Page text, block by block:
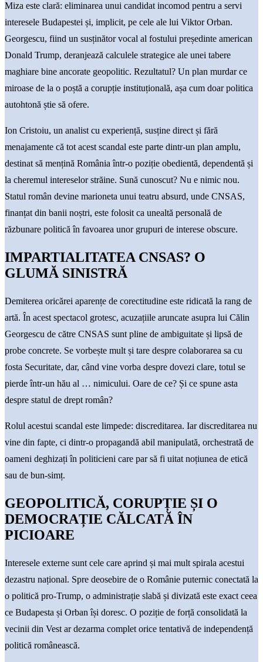
Miza este clară: eliminarea unui candidat incomod pentru a servi
interesele Budapestei și, implicit, pe cele ale lui Viktor Orban.
Georgescu, fiind un susținător vocal al fostului președinte american
Donald Trump, deranjează calculele strategice ale unei tabere
maghiare bine ancorate geopolitic. Rezultatul? Un plan murdar ce
miroase de la o poștă a corupție instituțională, așa cum doar politica
autohtonă știe să ofere.
Ion Cristoiu, un analist cu experiență, susține direct și fără
menajamente că tot acest scandal este parte dintr-un plan amplu,
destinat să mențină România într-o poziție obedientă, dependentă și
la cheremul intereselor străine. Sună cunoscut? Nu e nimic nou.
Statul român devine marioneta unui teatru absurd, unde CNSAS,
finanțat din banii noștri, este folosit ca unealtă personală de
răzbunare politică în favoarea unor grupuri de interese obscure.
IMPARTIALITATEA CNSAS? O
GLUMĂ SINISTRĂ
Demiterea oricărei aparențe de corectitudine este ridicată la rang de
artă. În acest spectacol grotesc, acuzațiile aruncate asupra lui Călin
Georgescu de către CNSAS sunt pline de ambiguitate și lipsă de
probe concrete. Se vorbește mult și tare despre colaborarea sa cu
fosta Securitate, dar, când vine vorba despre dovezi clare, totul se
pierde într-un hău al … nimicului. Oare de ce? Și ce spune asta
despre statul de drept român?
Rolul acestui scandal este limpede: discreditarea. Iar discreditarea nu
vine din fapte, ci dintr-o propagandă abil manipulată, orchestrată de
oameni deghizați în politicieni care par să fi uitat noțiunea de etică
sau de bun-simț.
GEOPOLITICĂ, CORUPȚIE ȘI O
DEMOCRAȚIE CĂLCATĂ ÎN
PICIOARE
Interesele externe sunt cele care aprind și mai mult spirala acestui
dezastru național. Spre deosebire de o Românie puternic conectată la
o politică pro-Trump, o administrație slabă și divizată este exact ceea
ce Budapesta și Orban își doresc. O poziție de forță consolidată la
vecinii din Vest ar dezarma complet orice tentativă de independență
politică românească.